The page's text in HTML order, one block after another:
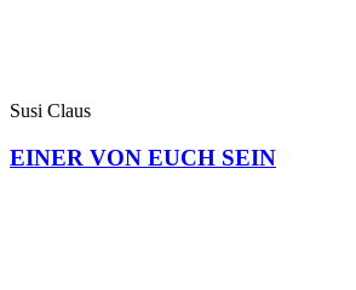
Susi Claus
EINER VON EUCH SEIN